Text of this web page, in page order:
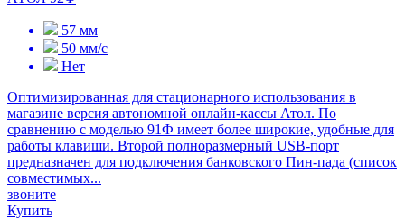
57 мм
50 мм/с
Нет
Оптимизированная для стационарного использования в
магазине версия автономной онлайн-кассы Атол. По
сравнению с моделью 91Ф имеет более широкие, удобные для
работы клавиши. Второй полноразмерный USB-порт
предназначен для подключения банковского Пин-пада (список
совместимых...
звоните
Купить